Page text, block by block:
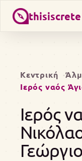
thisiscrete
Κεντρική
Ιερός ναός
Ιερός